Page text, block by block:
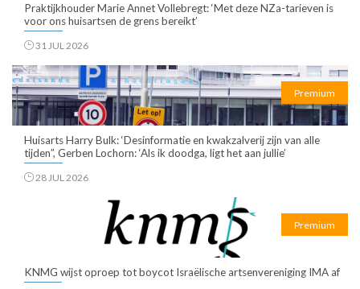
Praktijkhouder Marie Annet Vollebregt: ‘Met deze NZa-tarieven is
voor ons huisartsen de grens bereikt’
31 JUL 2026
Premium
Huisarts Harry Bulk: ‘Desinformatie en kwakzalverij zijn van alle
tijden”, Gerben Lochorn: ‘Als ik doodga, ligt het aan jullie’
28 JUL 2026
Premium
KNMG wijst oproep tot boycot Israëlische artsenvereniging IMA af